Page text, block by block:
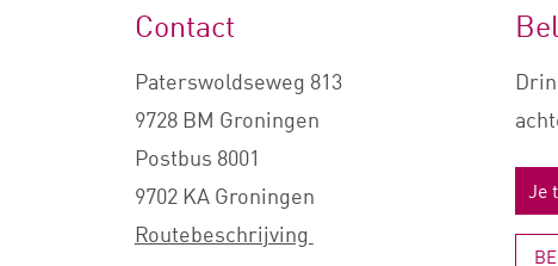
Contact
Paterswoldseweg 813
9728 BM Groningen
Postbus 8001
9702 KA Groningen
Routebeschrijving